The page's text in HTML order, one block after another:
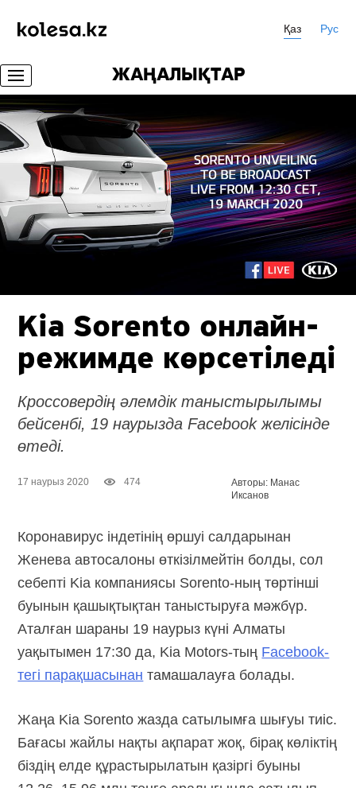
Қаз Рус
ЖАҢАЛЫҚТАР
Kia Sorento онлайн-
режимде көрсетіледі
Кроссовердің әлемдік таныстырылымы
бейсенбі, 19 наурызда Facebook желісінде
өтеді.
17 наурыз 2020 474
Авторы: Манас
Иксанов
Коронавирус індетінің өршуі салдарынан
Женева автосалоны өткізілмейтін болды, сол
себепті Kia компаниясы Sorento-ның төртінші
буынын қашықтықтан таныстыруға мәжбүр.
Аталған шараны 19 наурыз күні Алматы
уақытымен 17:30 да, Kia Motors-тың Facebook-
тегі парақшасынан тамашалауға болады.
Жаңа Kia Sorento жазда сатылымға шығуы тиіс.
Бағасы жайлы нақты ақпарат жоқ, бірақ көліктің
біздің елде құрастырылатын қазіргі буыны